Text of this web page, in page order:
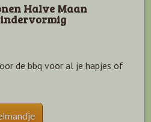
Halve Maan
de bbq voor al je hapjes of